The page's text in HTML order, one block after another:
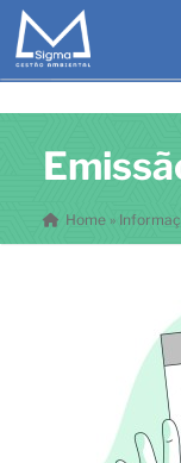
Home»